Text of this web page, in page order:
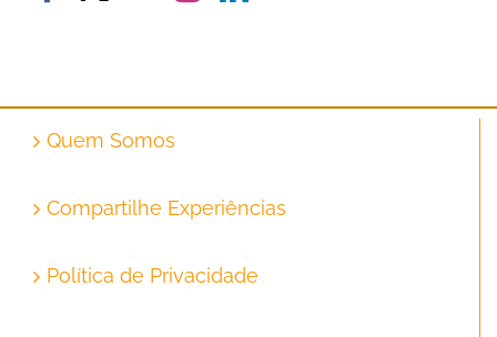
Quem Somos
Compartilhe Experiências
Política de Privacidade